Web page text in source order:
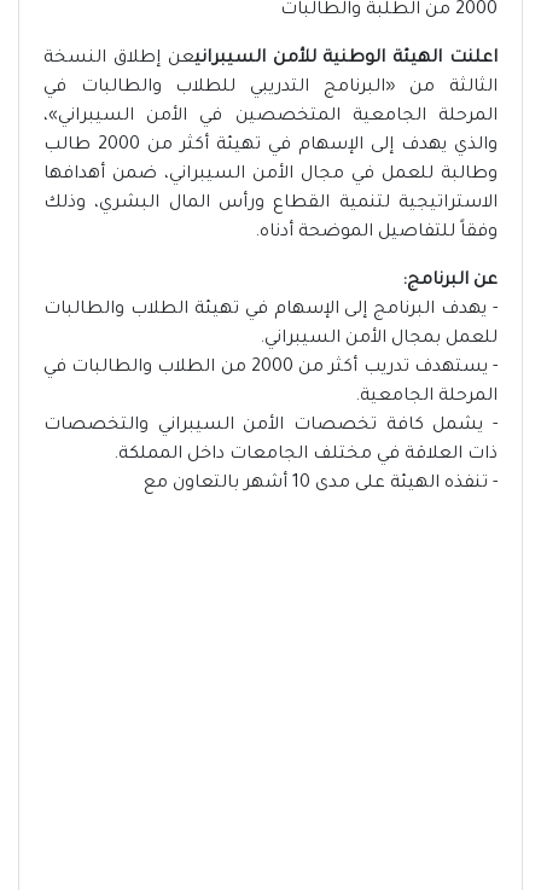
2000 من الطلبة والطالبات
اعلنت الهيئة الوطنية للأمن السيبرانيعن إطلاق النسخة
الثالثة من «البرنامج التدريبي للطلاب والطالبات في
المرحلة الجامعية المتخصصين في الأمن السيبراني»،
والذي يهدف إلى الإسهام في تهيئة أكثر من 2000 طالب
وطالبة للعمل في مجال الأمن السيبراني، ضمن أهدافها
الاستراتيجية لتنمية القطاع ورأس المال البشري، وذلك
وفقاً للتفاصيل الموضحة أدناه.
عن البرنامج:
- يهدف البرنامج إلى الإسهام في تهيئة الطلاب والطالبات
للعمل بمجال الأمن السيبراني.
- يستهدف تدريب أكثر من 2000 من الطلاب والطالبات في
المرحلة الجامعية.
- يشمل كافة تخصصات الأمن السيبراني والتخصصات
ذات العلاقة في مختلف الجامعات داخل المملكة.
- تنفذه الهيئة على مدى 10 أشهر بالتعاون مع